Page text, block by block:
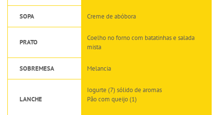
SOPA Creme de abóbora
PRATO
Coelho no forno com batatinhas e salada
mista
SOBREMESA Melancia
LANCHE
Iogurte (7) sólido de aromas
Pão com queijo (1)